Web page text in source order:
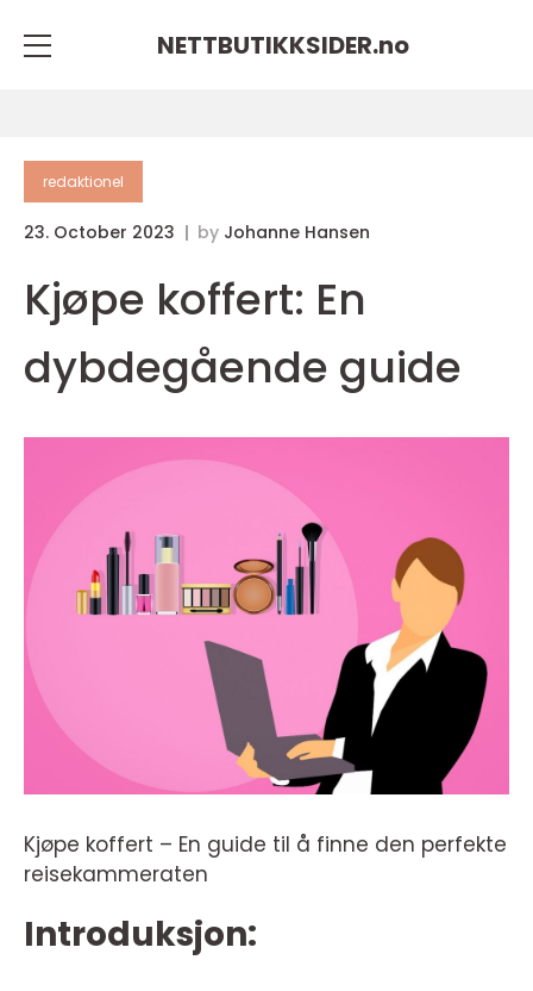
NETTBUTIKKSIDER.no
redaktionel
23. October 2023 by Johanne Hansen
Kjøpe koffert: En
dybdegående guide
Kjøpe koffert – En guide til å finne den perfekte
reisekammeraten
Introduksjon: